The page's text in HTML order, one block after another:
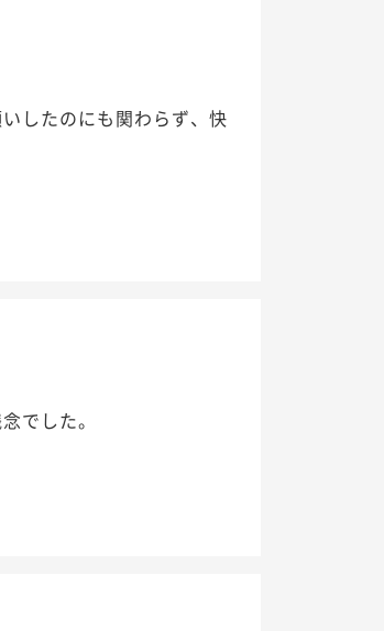
したのにも関わらず、快
でした。